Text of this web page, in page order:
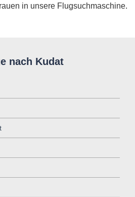
in unsere Flugsuchmaschine.
nach Kudat